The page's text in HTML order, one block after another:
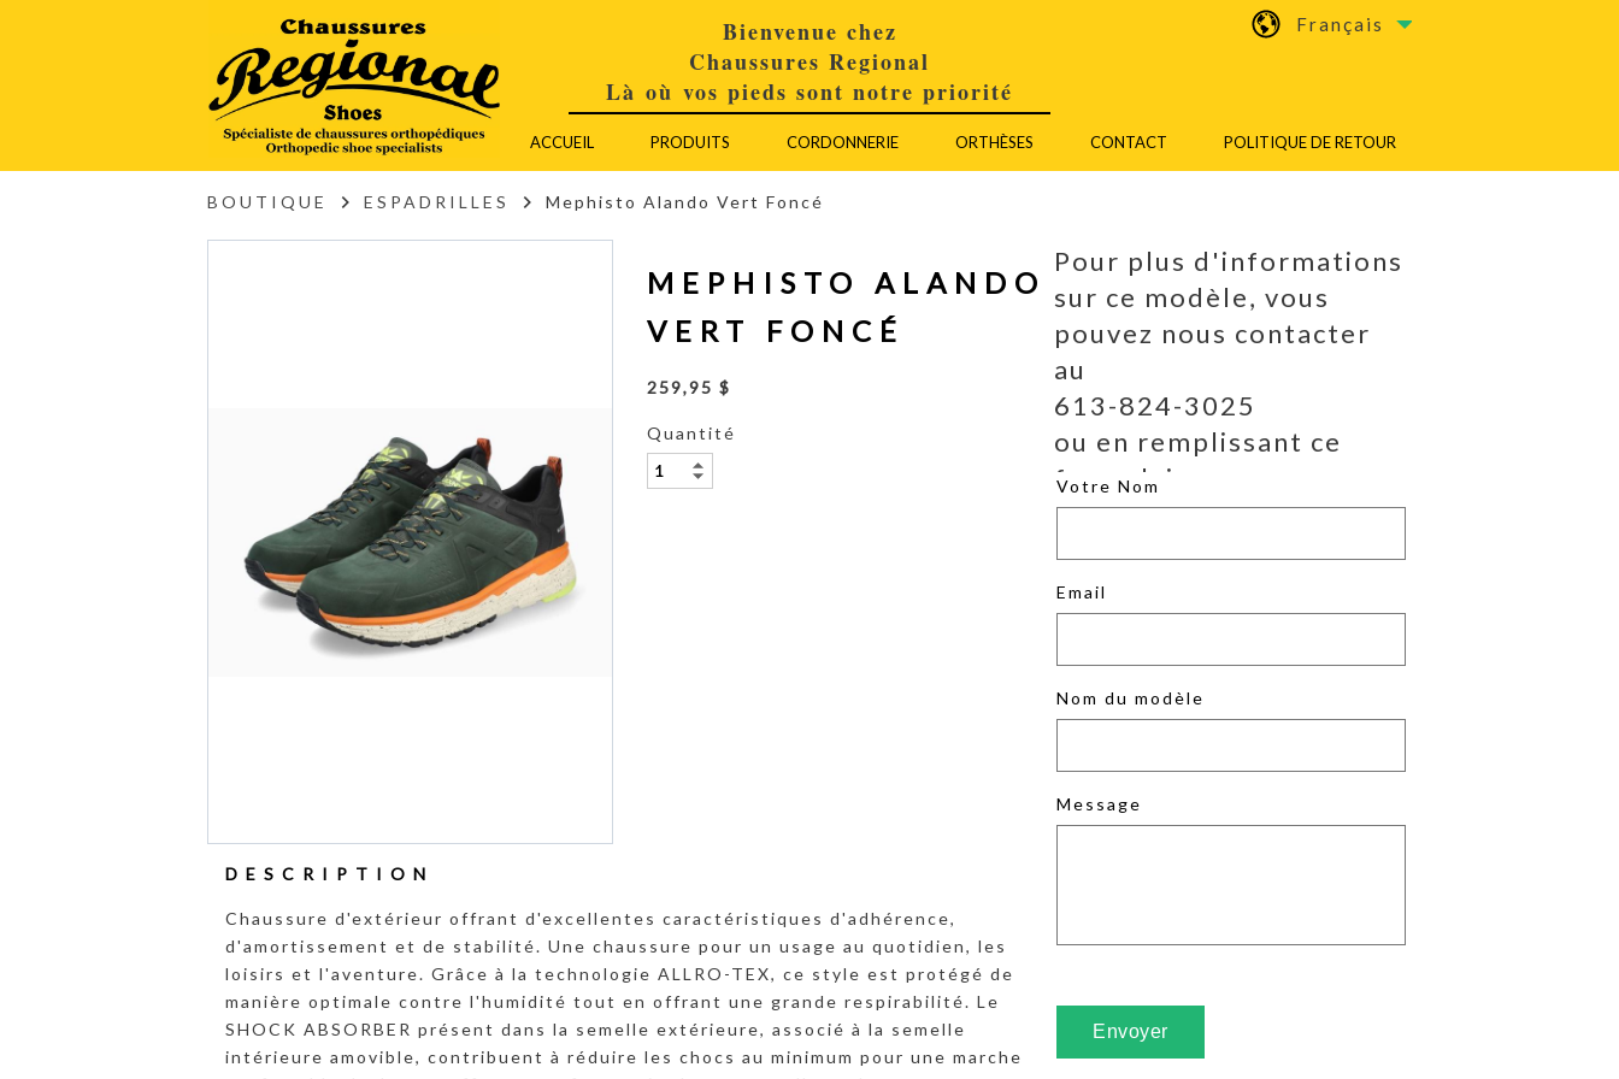
Français
Bienvenue chez
Chaussures Regional
Là où vos pieds sont notre priorité
ACCUEIL PRODUITS CORDONNERIE ORTHÈSES CONTACT POLITIQUE DE RETOUR
BOUTIQUE ESPADRILLES Mephisto Alando Vert Foncé
MEPHISTO ALANDO
VERT FONCÉ
259,95 $
Quantité
DESCRIPTION
Chaussure d'extérieur offrant d'excellentes caractéristiques d'adhérence,
d'amortissement et de stabilité. Une chaussure pour un usage au quotidien, les
loisirs et l'aventure. Grâce à la technologie ALLRO-TEX, ce style est protégé de
manière optimale contre l'humidité tout en offrant une grande respirabilité. Le
SHOCK ABSORBER présent dans la semelle extérieure, associé à la semelle
intérieure amovible, contribuent à réduire les chocs au minimum pour une marche
Pour plus d'informations
sur ce modèle, vous
pouvez nous contacter
au
613-824-3025
ou en remplissant ce
formulaire.
Votre Nom
Email
Nom du modèle
Message